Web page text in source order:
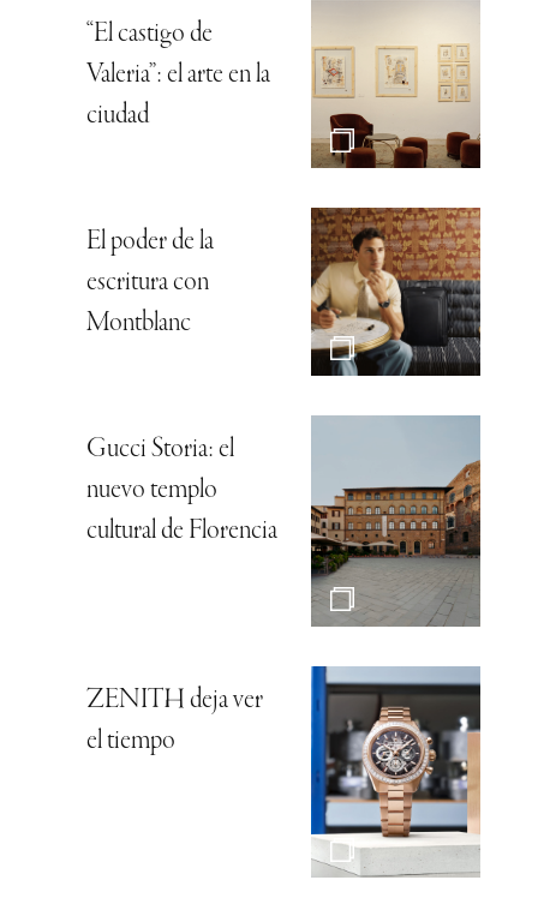
“El castigo de
Valeria”: el arte en la
ciudad
El poder de la
escritura con
Montblanc
Gucci Storia: el
nuevo templo
cultural de Florencia
ZENITH deja ver
el tiempo